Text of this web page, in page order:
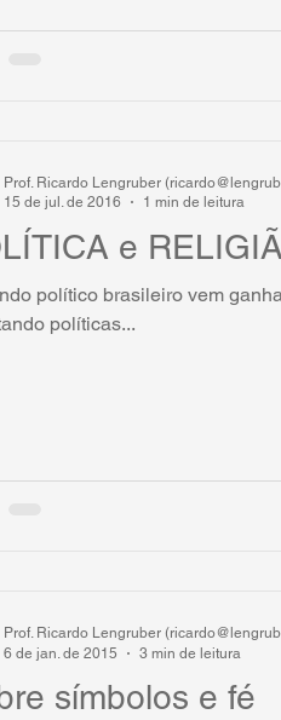
e
político brasileiro vem
políticas...
Prof. Ricardo Lengruber
15 de jul. de 2016
1 min de leitura
símbolos e fé
Prof. Ricardo Lengruber
6 de jan. de 2015
3 min de leitura